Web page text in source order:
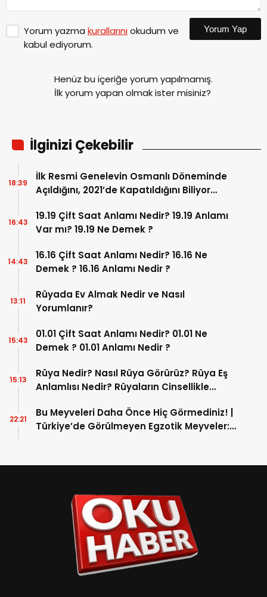
Yorum yazmakurallarını Yorum Yap
Henüz bu içeriğe yorum yapılmamış.
İlginizi Çekebilir
İlk Resmi Genelevin Osmanlı Döneminde
muydunuz? İşte, Osmanlı’dan Bugüne
Kadar Genelevlere Yolculuk…
19.19 Çift Saat Anlamı Nedir? 19.19 Anlamı
16.16 Çift Saat Anlamı Nedir? 16.16 Ne
Rüyada Ev Almak Nedir ve Nasıl
01.01 Çift Saat Anlamı Nedir? 01.01 Ne
Rüya Nedir? Nasıl Rüya Görürüz? Rüya Eş
İlişkisi
Bu Meyveleri Daha Önce Hiç Görmediniz! |
Turu